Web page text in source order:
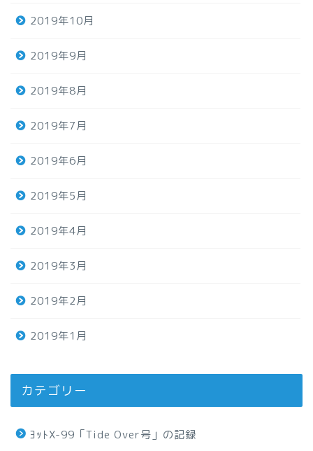
2019年10月
2019年9月
2019年8月
2019年7月
2019年6月
2019年5月
2019年4月
2019年3月
2019年2月
2019年1月
カテゴリー
ﾖｯﾄX-99「Tide Over号」の記録